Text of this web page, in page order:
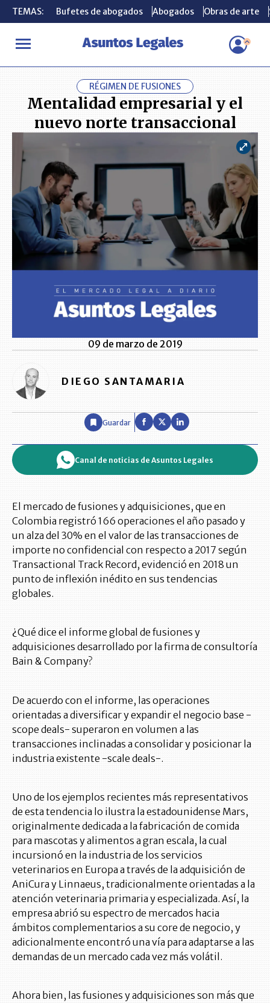
TEMAS: Bufetes de abogados Abogados Obras de arte
INICIO CONSULTORIO Mentalidad empresarial y el nuevo
TEMAS: Bufetes de abogados Abogados Obras de arte
RÉGIMEN DE FUSIONES
Mentalidad empresarial y el
nuevo norte transaccional
09 de marzo de 2019
DIEGO SANTAMARIA
Guardar
Canal de noticias de Asuntos Legales
El mercado de fusiones y adquisiciones, que en
Colombia registró 166 operaciones el año pasado y
un alza del 30% en el valor de las transacciones de
importe no confidencial con respecto a 2017 según
Transactional Track Record, evidenció en 2018 un
punto de inflexión inédito en sus tendencias
globales.
¿Qué dice el informe global de fusiones y
adquisiciones desarrollado por la firma de consultoría
Bain & Company?
De acuerdo con el informe, las operaciones
orientadas a diversificar y expandir el negocio base -
scope deals- superaron en volumen a las
transacciones inclinadas a consolidar y posicionar la
industria existente -scale deals-.
Uno de los ejemplos recientes más representativos
de esta tendencia lo ilustra la estadounidense Mars,
originalmente dedicada a la fabricación de comida
para mascotas y alimentos a gran escala, la cual
incursionó en la industria de los servicios
veterinarios en Europa a través de la adquisición de
AniCura y Linnaeus, tradicionalmente orientadas a la
atención veterinaria primaria y especializada. Así, la
empresa abrió su espectro de mercados hacia
ámbitos complementarios a su core de negocio, y
adicionalmente encontró una vía para adaptarse a las
demandas de un mercado cada vez más volátil.
Ahora bien, las fusiones y adquisiciones son más que